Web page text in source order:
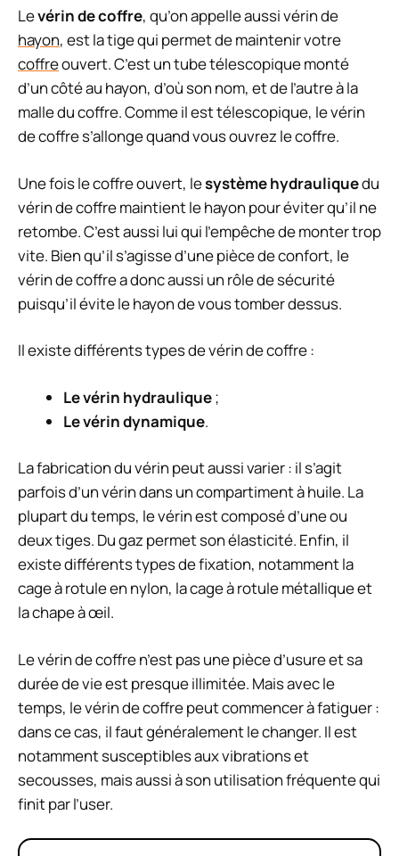
Levérin de coffre, qu’on appelle aussi vérin de
hayon, est la tige qui permet de maintenir votre
coffreouvert. C’est un tube télescopique monté
d’un côté au hayon, d’où son nom, et de l’autre à la
malle du coffre. Comme il est télescopique, le vérin
de coffre s’allonge quand vous ouvrez le coffre.
Une fois le coffre ouvert, lesystème hydrauliquedu
vérin de coffre maintient le hayon pour éviter qu’il ne
retombe. C’est aussi lui qui l’empêche de monter trop
vite. Bien qu’il s’agisse d’une pièce de confort, le
vérin de coffre a donc aussi un rôle de sécurité
puisqu’il évite le hayon de vous tomber dessus.
Il existe différents types de vérin de coffre :
Le vérin hydraulique;
Le vérin dynamique.
La fabrication du vérin peut aussi varier : il s’agit
parfois d’un vérin dans un compartiment à huile. La
plupart du temps, le vérin est composé d’une ou
deux tiges. Du gaz permet son élasticité. Enfin, il
existe différents types de fixation, notamment la
cage à rotule en nylon, la cage à rotule métallique et
la chape à œil.
Le vérin de coffre n’est pas une pièce d’usure et sa
durée de vie est presque illimitée. Mais avec le
temps, le vérin de coffre peut commencer à fatiguer :
dans ce cas, il faut généralement le changer. Il est
notamment susceptibles aux vibrations et
secousses, mais aussi à son utilisation fréquente qui
finit par l’user.